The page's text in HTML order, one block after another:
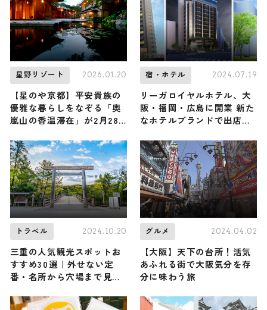
星野リゾート 2026.01.20
【星のや京都】平安貴族の
優雅な暮らしをなぞる「奥
嵐山の香温滞在」が2月28
湯・香りから … 平安時代の
京都を感じよう
宿・ホテル 2024.07.19
リーガロイヤルホテル、大
阪・福岡・広島に開業 新た
なホテルブランドで出店も
トラベル 2024.10.20
三重の人気観光スポットお
すすめ30選｜外せない定
番・名所から穴場まで見ど
グルメ 2024.04.02
【大阪】天下の台所！活気
あふれる街で大阪気分を存
分に味わう旅